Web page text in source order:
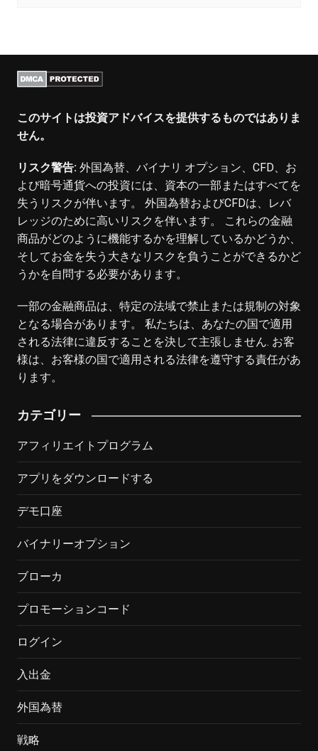
このサイトは投資アドバイスを提供するものではありま
せん。
リスク警告:外国為替、バイナリ オプション、CFD、お
よび暗号通貨への投資には、資本の一部またはすべてを
失うリスクが伴います。 外国為替およびCFDは、レバ
レッジのために高いリスクを伴います。 これらの金融
商品がどのように機能するかを理解しているかどうか、
そしてお金を失う大きなリスクを負うことができるかど
うかを自問する必要があります。
一部の金融商品は、特定の法域で禁止または規制の対象
となる場合があります。 私たちは、あなたの国で適用
される法律に違反することを決して主張しません. お客
様は、お客様の国で適用される法律を遵守する責任があ
ります。
カテゴリー
アフィリエイトプログラム
アプリをダウンロードする
デモ口座
バイナリーオプション
ブローカ
プロモーションコード
ログイン
入出金
外国為替
戦略